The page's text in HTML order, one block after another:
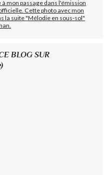
mon passage dans l'émission
Cette photo avec mon
la suite "Mélodie en sous-sol"
BLOG SUR